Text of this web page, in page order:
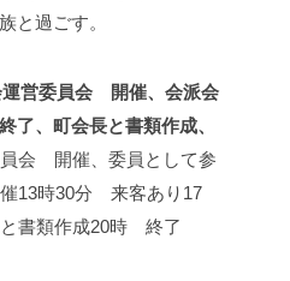
と過ごす。
運営委員会 開催、会派会
、町会長と書類作成、
会 開催、委員として参
13時30分 来客あり 17
書類作成20時 終了